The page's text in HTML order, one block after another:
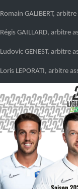
Romain GALIBERT, arbitre
Régis GAILLARD, arbitre
Ludovic GENEST, arbitre
Loris LEPORATI, arbitre